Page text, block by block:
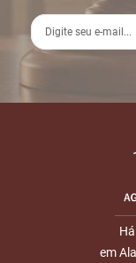
16/01
16:19:14
3
Nome
em